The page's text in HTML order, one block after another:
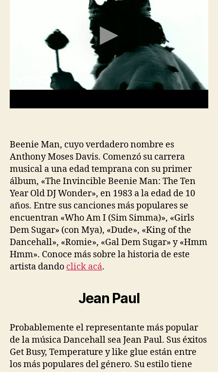
Beenie Man, cuyo verdadero nombre es
Anthony Moses Davis. Comenzó su carrera
musical a una edad temprana con su primer
álbum, «The Invincible Beenie Man: The Ten
Year Old DJ Wonder», en 1983 a la edad de 10
años. Entre sus canciones más populares se
encuentran «Who Am I (Sim Simma)», «Girls
Dem Sugar» (con Mya), «Dude», «King of the
Dancehall», «Romie», «Gal Dem Sugar» y «Hmm
Hmm». Conoce más sobre la historia de este
artista dando click acá.
Jean Paul
Probablemente el representante más popular
de la música Dancehall sea Jean Paul. Sus éxitos
Get Busy, Temperature y like glue están entre
los más populares del género. Su estilo tiene